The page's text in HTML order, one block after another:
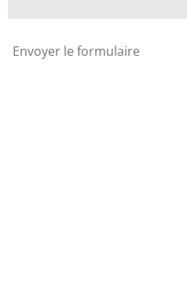
Envoyer le formulaire